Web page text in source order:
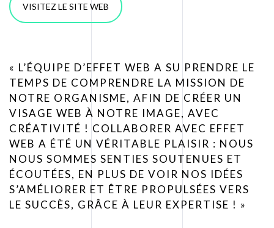
VISITEZ LE SITE WEB
« L’ÉQUIPE D’EFFET WEB A SU PRENDRE LE
TEMPS DE COMPRENDRE LA MISSION DE
NOTRE ORGANISME, AFIN DE CRÉER UN
VISAGE WEB À NOTRE IMAGE, AVEC
CRÉATIVITÉ ! COLLABORER AVEC EFFET
WEB A ÉTÉ UN VÉRITABLE PLAISIR : NOUS
NOUS SOMMES SENTIES SOUTENUES ET
ÉCOUTÉES, EN PLUS DE VOIR NOS IDÉES
S’AMÉLIORER ET ÊTRE PROPULSÉES VERS
LE SUCCÈS, GRÂCE À LEUR EXPERTISE ! »